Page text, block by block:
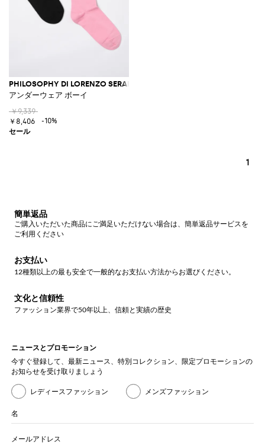
PHILOSOPHY DI LORENZO SERAFINI
アンダーウェア ボーイ
￥9,339
￥8,406
-10%
1
簡単返品
ご購入いただいた商品にご満足いただけない場合は、簡単返品サービスを
ご利用ください
お支払い
12種類以上の最も安全で一般的なお支払い方法からお選びください。
文化と信頼性
ファッション業界で50年以上、信頼と実績の歴史
ニュースとプロモーション
今すぐ登録して、最新ニュース、特別コレクション、限定プロモーションの
お知らせを受け取りましょう
レディースファッション メンズファッション
名
メールアドレス